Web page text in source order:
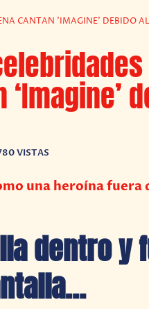
CANTAN 'IMAGINE' DEBIDO
VISTAS
una heroína fuera
dentro y